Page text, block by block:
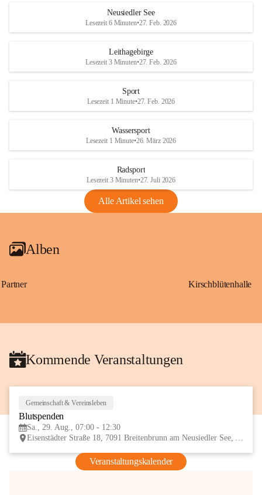
S
und den daraus folgenden wirtschaftlichen
Maßnahmen zur Bekämpfung
Rebe und der Amerikanischen
Anhang VBl. EU Nr. 18
1 Seite•1,4 MB
VBl. EU Nr. 18_2026
r
S
Neusiedler See
Lesezeit 6 Minuten•27. Feb. 2026
Leithagebirge
Lesezeit 3 Minuten•27. Feb. 2026
Sport
Lesezeit 1 Minute•27. Feb. 2026
Wassersport
Lesezeit 1 Minute•26. März 2026
Radsport
Lesezeit 3 Minuten•27. Juli 2026
Alle Artikel sehen
Alben
Partner Kirschblütenhalle
Kommende Veranstaltungen
Gemeinschaft & Vereinsleben
Blutspenden
Sa., 29. Aug., 07:00 - 12:30
Eisenstädter Straße 18, 7091 Breitenbrunn am Neusiedler See, AUT
Veranstaltungskalender